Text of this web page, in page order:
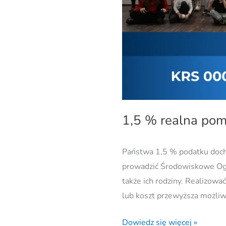
1,5 % realna
Państwa 1,5 % podatku
prowadzić Środowiskowe
także ich rodziny.
lub koszt przewyższa
Dowiedz się więcej »